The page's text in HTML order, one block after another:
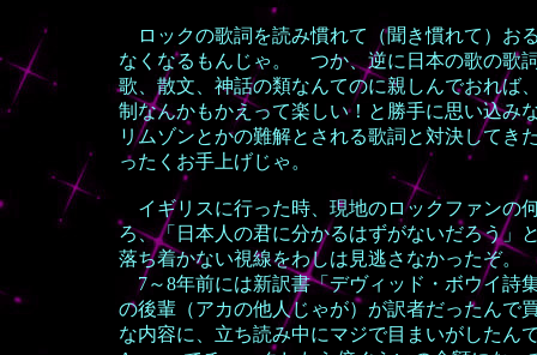
ロックの歌詞を読み慣れて（聞き慣れて）お
なくなるもんじゃ。 つか、逆に日本の歌の歌
歌、散文、神話の類なんてのに親しんでおれば
制なんかもかえって楽しい！と勝手に思い込み
リムゾンとかの難解とされる歌詞と対決して
ったくお手上げじゃ。
イギリスに行った時、現地のロックファンの
ろ、「日本人の君に分かるはずがないだろう
落ち着かない視線をわしは見逃さなかったぞ
7～8年前には新訳書「デヴィッド・ボウイ
の後輩（アカの他人じゃが）が訳者だったんで
な内容に、立ち読み中にマジで目まいがした